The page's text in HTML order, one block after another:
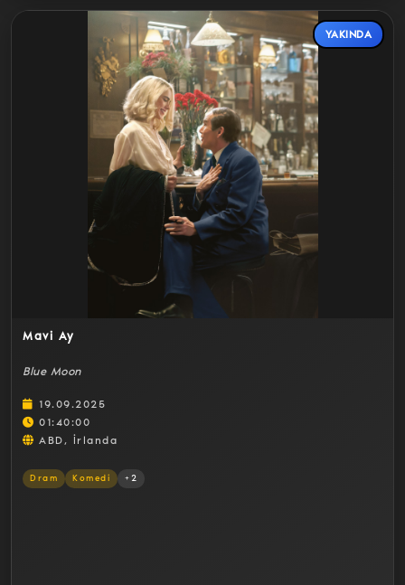
YAKINDA
Detaylar
Mavi Ay
Blue Moon
19.09.2025
01:40:00
ABD, İrlanda
Dram Komedi +2